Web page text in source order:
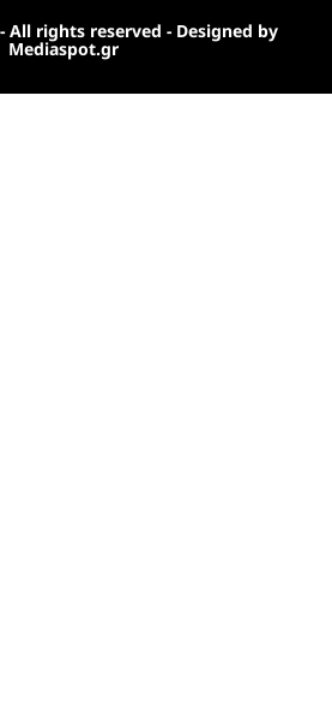
All rights reserved - Designed by
Mediaspot.gr